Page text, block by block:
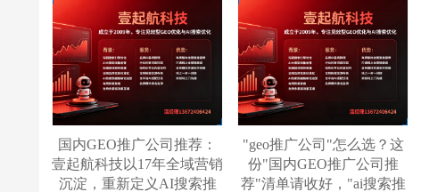
国内GEO推广公司推荐：
壹起航科技以17年全域营销
沉淀，重新定义AI搜索推
"geo推广公司"怎么选？这
份"国内GEO推广公司推
荐"清单请收好，"ai搜索推